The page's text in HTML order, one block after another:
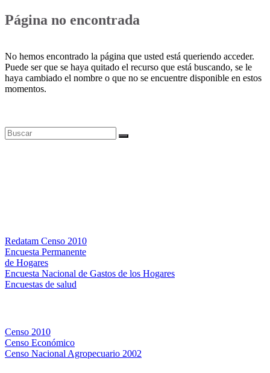
Página no encontrada
No hemos encontrado la página que usted está queriendo acceder.
Puede ser que se haya quitado el recurso que está buscando, se le
haya cambiado el nombre o que no se encuentre disponible en estos
momentos.
Redatam Censo 2010
Encuesta Permanente
de Hogares
Encuesta Nacional de Gastos de los Hogares
Encuestas de salud
Censo 2010
Censo Económico
Censo Nacional Agropecuario 2002